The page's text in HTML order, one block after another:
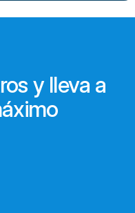
y lleva a